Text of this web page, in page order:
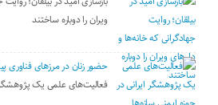
ویران را دوباره ساختند
حضور زنان در مرزهای فناوری
فعالیت‌های علمی یک پژوهشگر